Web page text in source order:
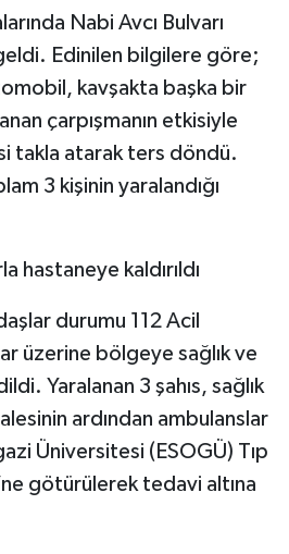
Nabi Avcı Bulvarı
Edinilen bilgilere göre;
kavşakta başka bir
çarpışmanın etkisiyle
takla atarak ters döndü.
3 kişinin yaralandığı
hastaneye kaldırıldı
durumu 112 Acil
üzerine bölgeye sağlık ve
Yaralanan 3 şahıs, sağlık
ardından ambulanslar
Üniversitesi (ESOGÜ) Tıp
götürülerek tedavi altına